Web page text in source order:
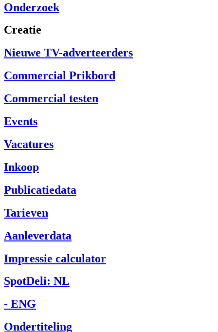
Onderzoek
Creatie
Nieuwe TV-adverteerders
Commercial Prikbord
Commercial testen
Events
Vacatures
Inkoop
Publicatiedata
Tarieven
Aanleverdata
Impressie calculator
SpotDeli: NL
- ENG
Ondertiteling